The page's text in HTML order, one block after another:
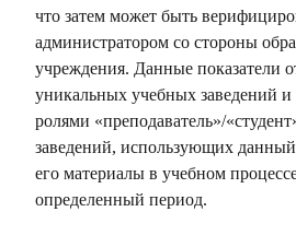
что затем может быть
администратором со стороны
учреждения. Данные показатели
уникальных учебных заведений и
ролями «преподаватель»/
заведений, использующих
его материалы в учебном
определенный период.